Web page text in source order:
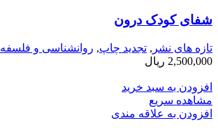
شفای کودک درون
تازه های نشر , تجدید چاپ, روانشناسی و فلسفه
2,500,000 ریال
افزودن به سبد خرید
مشاهده سریع
افزودن به علاقه مندی